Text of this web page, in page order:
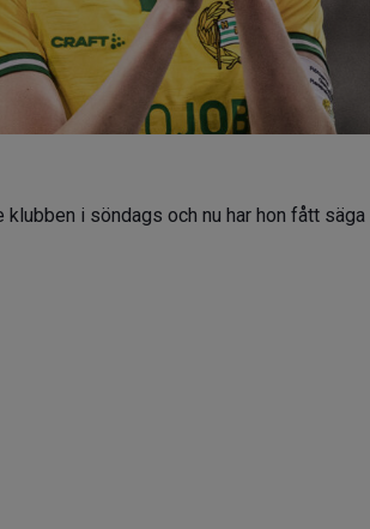
klubben i söndags och nu har hon fått säga